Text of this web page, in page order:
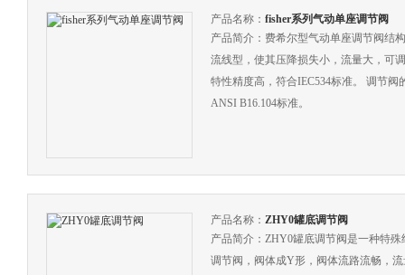
产品名称： fisher系列气动单座调节阀
产品简介：费希尔型气动单座调节阀结
流线型，使其压降损失小，流量大，可
特性精度高，符合IEC534标准。 调节阀
ANSI B16.104标准。
产品名称： ZHY0罐底调节阀
产品简介：ZHY0罐底调节阀是一种特
调节阀，阀体成Y形，阀体流路流畅，